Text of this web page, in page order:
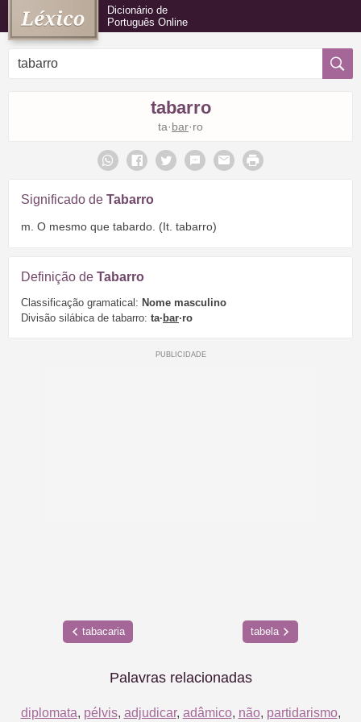
Dicionário de
Português Online
tabarro
ta·bar·ro
Significado de Tabarro
m. O mesmo que tabardo. (It. tabarro)
Definição de Tabarro
Classificação gramatical: Nome masculino
Divisão silábica de tabarro: ta·bar·ro
tabacaria tabela
Palavras relacionadas
diplomata, pélvis, adjudicar, adâmico, não, partidarismo,